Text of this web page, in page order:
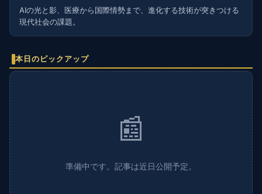
AIの光と影、医療から国際情勢まで、進化する技術が突きつける
現代社会の課題。
本日のピックアップ
📰
準備中です。記事は近日公開予定。